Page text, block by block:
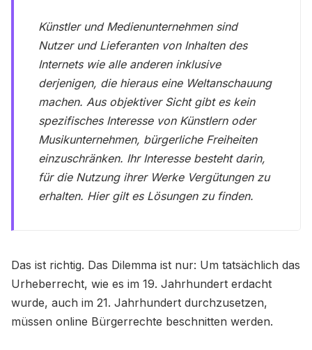
Künstler und Medienunternehmen sind
Nutzer und Lieferanten von Inhalten des
Internets wie alle anderen inklusive
derjenigen, die hieraus eine Weltanschauung
machen. Aus objektiver Sicht gibt es kein
spezifisches Interesse von Künstlern oder
Musikunternehmen, bürgerliche Freiheiten
einzuschränken. Ihr Interesse besteht darin,
für die Nutzung ihrer Werke Vergütungen zu
erhalten. Hier gilt es Lösungen zu finden.
Das ist richtig. Das Dilemma ist nur: Um tatsächlich das
Urheberrecht, wie es im 19. Jahrhundert erdacht
wurde, auch im 21. Jahrhundert durchzusetzen,
müssen online Bürgerrechte beschnitten werden.